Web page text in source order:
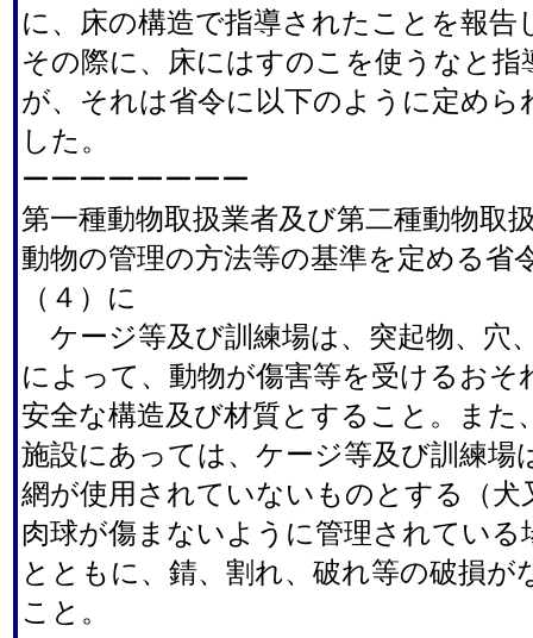
に、床の構造で指導されたことを報告
その際に、床にはすのこを使うなと
が、それは省令に以下のように定めら
した。
ーーーーーーーー
第一種動物取扱業者及び第二種動物取
動物の管理の方法等の基準を定める省
（４）に
ケージ等及び訓練場は、突起物、穴
によって、動物が傷害等を受けるおそ
安全な構造及び材質とすること。また
施設にあっては、ケージ等及び訓練場
網が使用されていないものとする（犬
肉球が傷まないように管理されている
とともに、錆、割れ、破れ等の破損が
こと。